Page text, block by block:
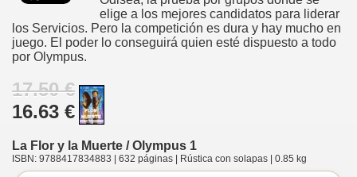
elige a los mejores candidatos para liderar
los Servicios. Pero la competición es dura y hay mucho en
juego. El poder lo conseguirá quien esté dispuesto a todo
por Olympus.
17.50 €
16.63 €
La Flor y la Muerte / Olympus 1
ISBN: 9788417834883 | 632 páginas | Rústica con solapas | 0.85 kg